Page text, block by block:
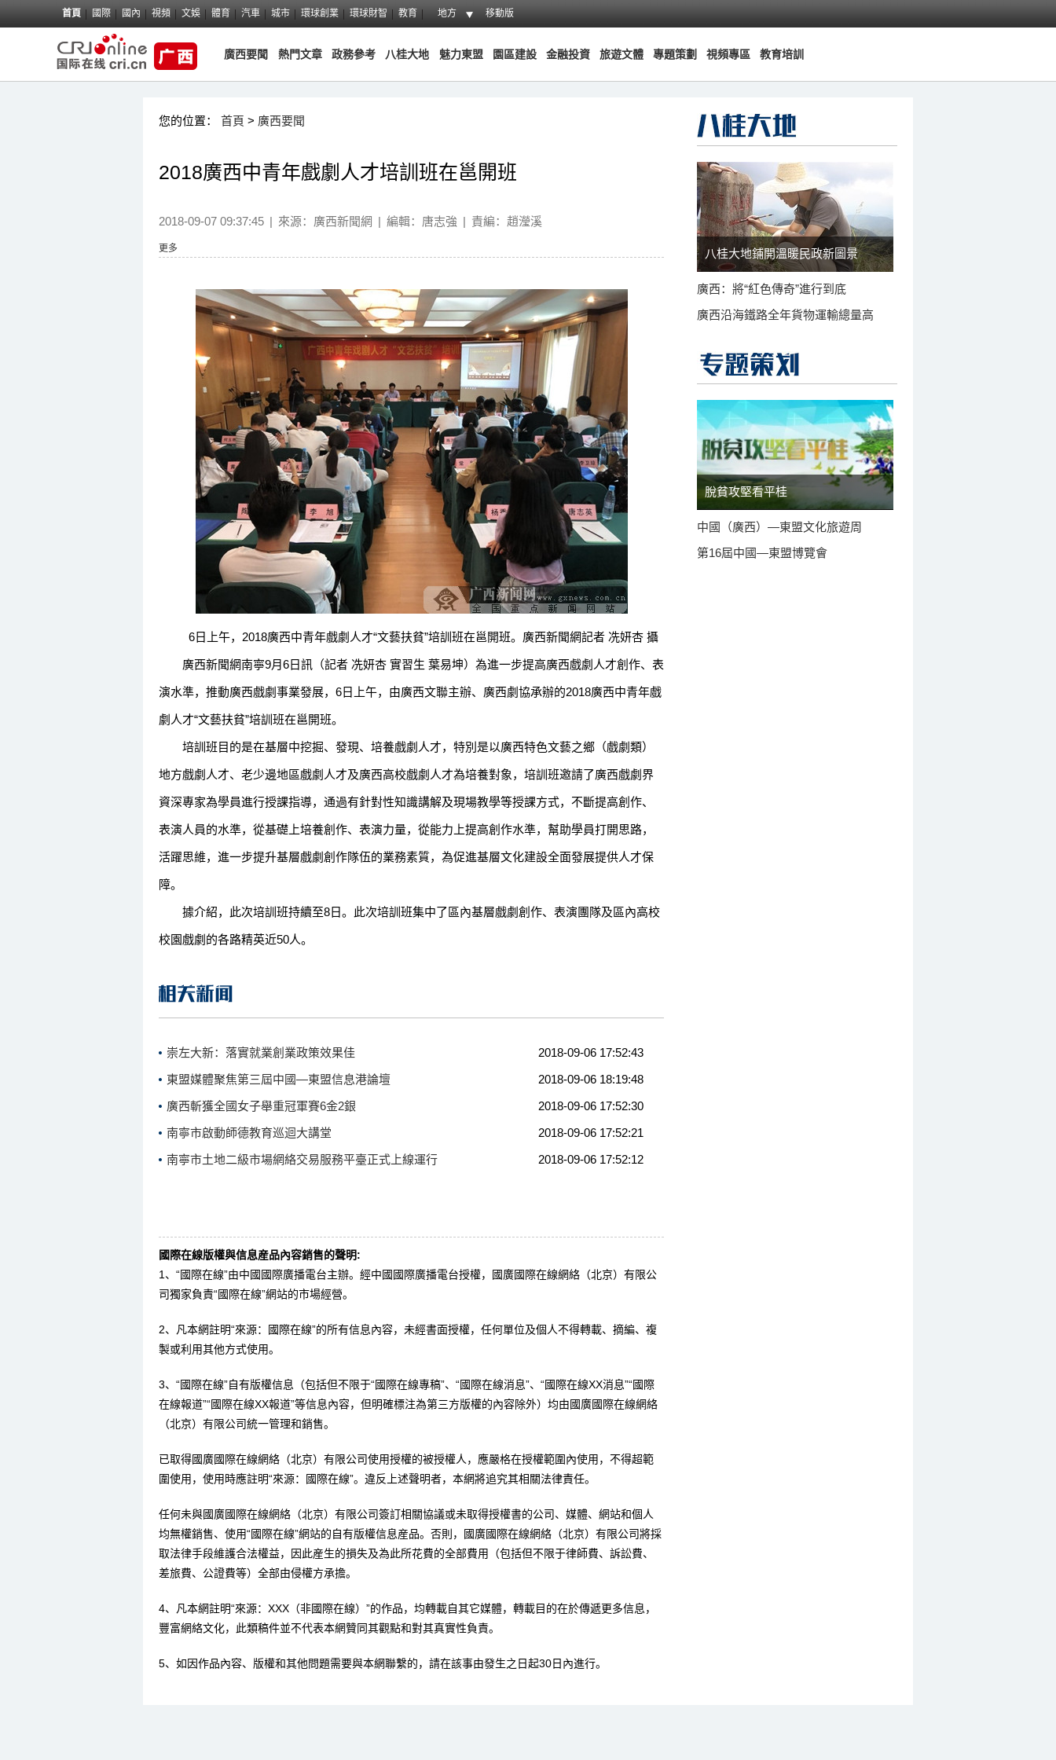
首頁 國際 國內 視頻 文娛 體育 汽車 城市 環球創業 環球財智 教育 地方 移動版
廣西要聞 熱門文章 政務參考 八桂大地 魅力東盟 園區建設 金融投資 旅遊文體 專題策劃 視頻專區 教育培訓
您的位置： 首頁 > 廣西要聞
2018廣西中青年戲劇人才培訓班在邕開班
2018-09-07 09:37:45 | 來源： 廣西新聞網 | 編輯：唐志強 | 責編：趙瀅溪
更多
6日上午，2018廣西中青年戲劇人才“文藝扶貧”培訓班在邕開班。廣西新聞網記者 冼妍杏 攝
廣西新聞網南寧9月6日訊（記者 冼妍杏 實習生 葉易坤）為進一步提高廣西戲劇人才創作、表
演水準，推動廣西戲劇事業發展，6日上午，由廣西文聯主辦、廣西劇協承辦的2018廣西中青年戲
劇人才“文藝扶貧”培訓班在邕開班。
培訓班目的是在基層中挖掘、發現、培養戲劇人才，特別是以廣西特色文藝之鄉（戲劇類）
地方戲劇人才、老少邊地區戲劇人才及廣西高校戲劇人才為培養對象，培訓班邀請了廣西戲劇界
資深專家為學員進行授課指導，通過有針對性知識講解及現場教學等授課方式，不斷提高創作、
表演人員的水準，從基礎上培養創作、表演力量，從能力上提高創作水準，幫助學員打開思路，
活躍思維，進一步提升基層戲劇創作隊伍的業務素質，為促進基層文化建設全面發展提供人才保
障。
據介紹，此次培訓班持續至8日。此次培訓班集中了區內基層戲劇創作、表演團隊及區內高校
校園戲劇的各路精英近50人。
2018-09-06 17:52:43
崇左大新：落實就業創業政策效果佳
2018-09-06 18:19:48
東盟媒體聚焦第三屆中國—東盟信息港論壇
2018-09-06 17:52:30
廣西斬獲全國女子舉重冠軍賽6金2銀
2018-09-06 17:52:21
南寧市啟動師德教育巡迴大講堂
2018-09-06 17:52:12
南寧市土地二級市場網絡交易服務平臺正式上線運行
國際在線版權與信息産品內容銷售的聲明:
1、“國際在線”由中國國際廣播電台主辦。經中國國際廣播電台授權，國廣國際在線網絡（北京）有限公
司獨家負責“國際在線”網站的市場經營。
2、凡本網註明“來源：國際在線”的所有信息內容，未經書面授權，任何單位及個人不得轉載、摘編、複
製或利用其他方式使用。
3、“國際在線”自有版權信息（包括但不限于“國際在線專稿”、“國際在線消息”、“國際在線XX消息”“國際
在線報道”“國際在線XX報道”等信息內容，但明確標注為第三方版權的內容除外）均由國廣國際在線網絡
（北京）有限公司統一管理和銷售。
已取得國廣國際在線網絡（北京）有限公司使用授權的被授權人，應嚴格在授權範圍內使用，不得超範
圍使用，使用時應註明“來源：國際在線”。違反上述聲明者，本網將追究其相關法律責任。
任何未與國廣國際在線網絡（北京）有限公司簽訂相關協議或未取得授權書的公司、媒體、網站和個人
均無權銷售、使用“國際在線”網站的自有版權信息産品。否則，國廣國際在線網絡（北京）有限公司將採
取法律手段維護合法權益，因此産生的損失及為此所花費的全部費用（包括但不限于律師費、訴訟費、
差旅費、公證費等）全部由侵權方承擔。
4、凡本網註明“來源：XXX（非國際在線）”的作品，均轉載自其它媒體，轉載目的在於傳遞更多信息，
豐富網絡文化，此類稿件並不代表本網贊同其觀點和對其真實性負責。
5、如因作品內容、版權和其他問題需要與本網聯繫的，請在該事由發生之日起30日內進行。
八桂大地鋪開溫暖民政新圖景
廣西：將“紅色傳奇”進行到底
廣西沿海鐵路全年貨物運輸總量高
脫貧攻堅看平桂
中國（廣西）—東盟文化旅遊周
第16屆中國—東盟博覽會